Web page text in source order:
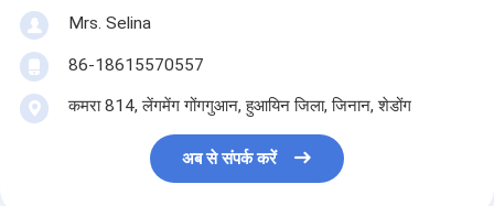
Mrs. Selina
86-18615570557
कमरा 814, लेंगमेंग गोंगगुआन, हुआयिन जिला, जिनान, शेडोंग
अब से संपर्क करें